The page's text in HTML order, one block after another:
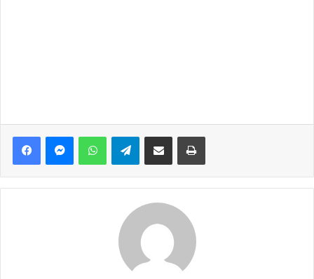
FacebookMessengerWhatsAppTelegramShare via Email Print